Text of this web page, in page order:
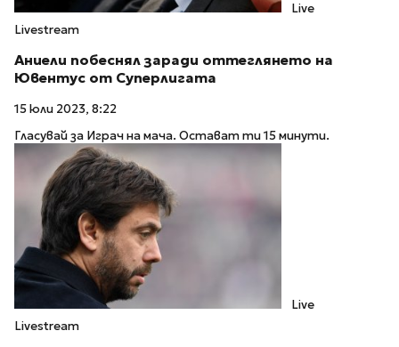
Live
Livestream
Аниели побеснял заради оттеглянето на
Ювентус от Суперлигата
15 юли 2023, 8:22
Гласувай за Играч на мача. Остават ти 15 минути.
Live
Livestream